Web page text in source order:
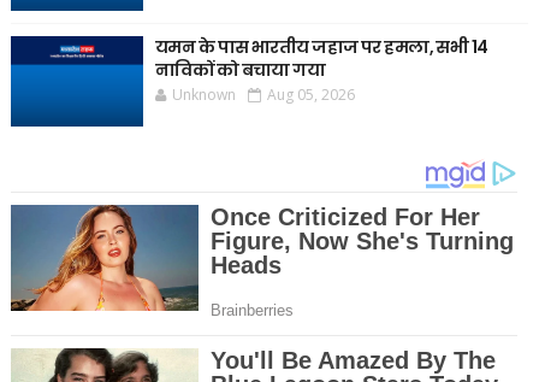
यमन के पास भारतीय जहाज पर हमला, सभी 14
नाविकों को बचाया गया
Unknown Aug 05, 2026